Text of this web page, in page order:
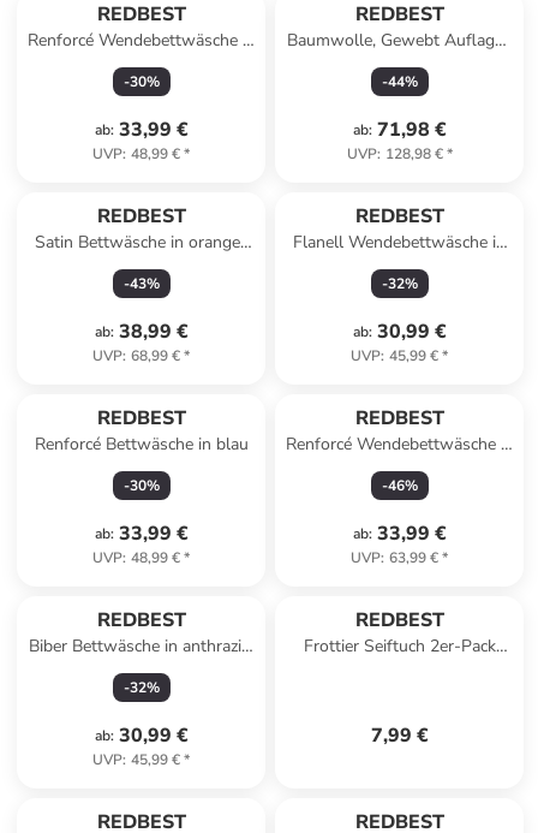
REDBEST
Renforcé Wendebettwäsche in
jade-weiß
-30%
ab: 33,99 €
UVP: 48,99 €*
REDBEST
Baumwolle, Gewebt Auflagen
und Tischdecke 3-teilig in
bunt
-44%
ab: 71,98 €
UVP: 128,98 €*
REDBEST
Satin Bettwäsche in orange-
beere
-43%
ab: 38,99 €
UVP: 68,99 €*
REDBEST
Flanell Wendebettwäsche in
rosé
-32%
ab: 30,99 €
UVP: 45,99 €*
REDBEST
Renforcé Bettwäsche in blau
-30%
ab: 33,99 €
UVP: 48,99 €*
REDBEST
Renforcé Wendebettwäsche in
bunt
-46%
ab: 33,99 €
UVP: 63,99 €*
REDBEST
Biber Bettwäsche in anthrazit-
petrol
-32%
ab: 30,99 €
UVP: 45,99 €*
REDBEST
Frottier Seiftuch 2er-Pack
7,99 €
REDBEST REDBEST